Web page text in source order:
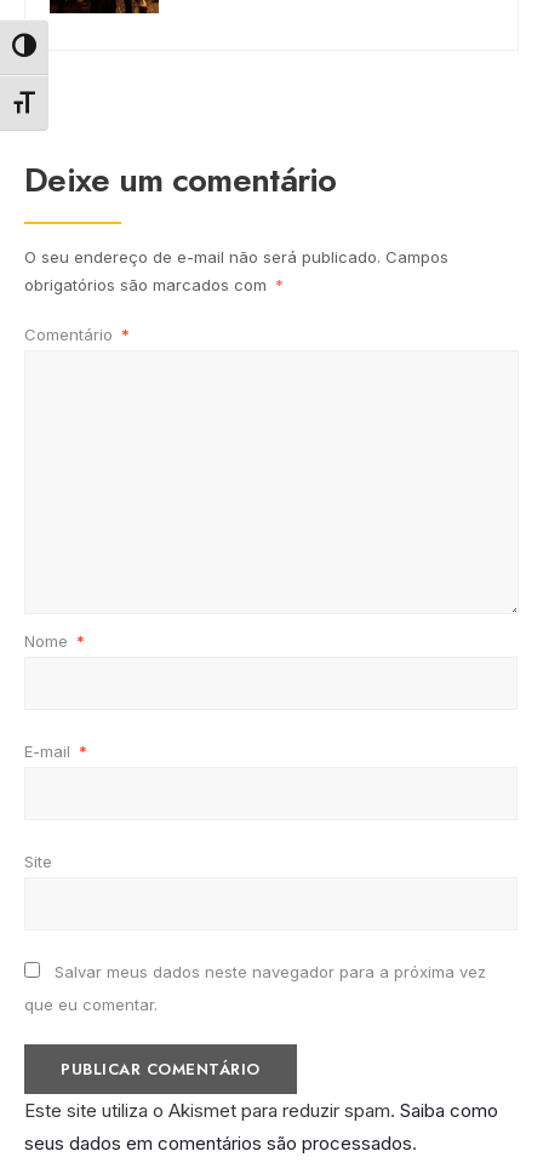
Alternar alto contraste
Alternar tamanho da fonte
Deixe um comentário
O seu endereço de e-mail não será publicado. Campos
obrigatórios são marcados com *
Comentário *
Nome *
E-mail *
Site
Salvar meus dados neste navegador para a próxima vez
que eu comentar.
Este site utiliza o Akismet para reduzir spam. Saiba como
seus dados em comentários são processados.